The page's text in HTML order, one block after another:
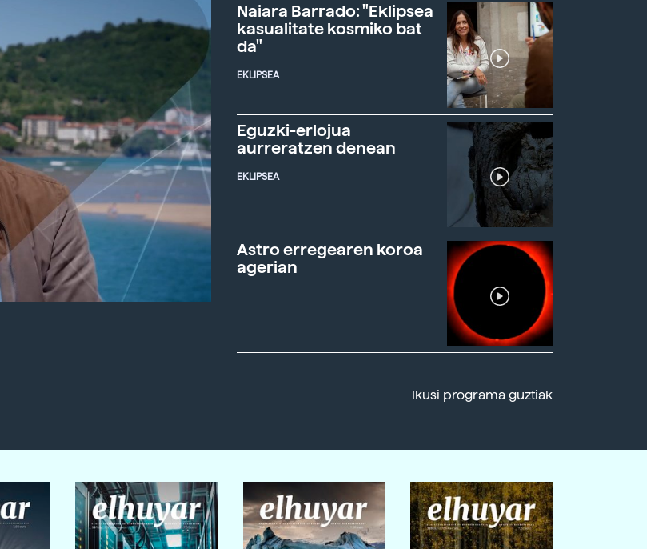
Naiara Barrado: "Eklipsea
kasualitate kosmiko bat
da"
EKLIPSEA
Eguzki-erlojua
aurreratzen denean
EKLIPSEA
Astro erregearen koroa
agerian
Ikusi programa guztiak